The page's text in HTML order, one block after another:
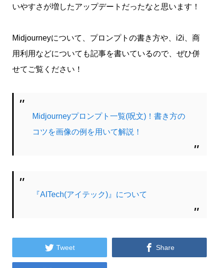
いやすさが増したアップデートだったなと思います！
Midjourneyについて、プロンプトの書き方や、i2i、商
用利用などについても記事を書いているので、ぜひ併
せてご覧ください！
Midjourneyプロンプト一覧(呪文)！書き方の
コツを画像の例を用いて解説！
『AITech(アイテック)』について
 Tweet  Share